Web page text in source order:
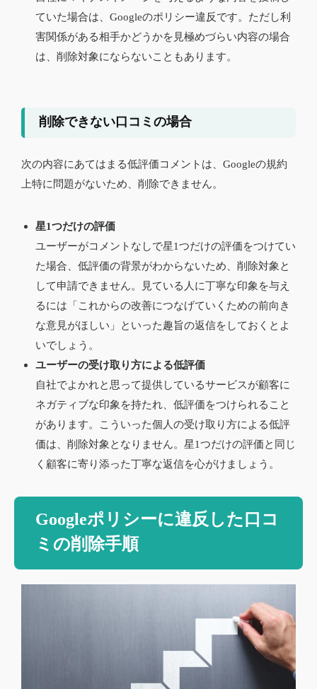
ていた場合は、Googleのポリシー違反です。ただし利
害関係がある相手かどうかを見極めづらい内容の場合
は、削除対象にならないこともあります。
削除できない口コミの場合
次の内容にあてはまる低評価コメントは、Googleの規約
上特に問題がないため、削除できません。
星1つだけの評価
ユーザーがコメントなしで星1つだけの評価をつけてい
た場合、低評価の背景がわからないため、削除対象と
して申請できません。見ている人に丁寧な印象を与え
るには「これからの改善につなげていくための前向き
な意見がほしい」といった趣旨の返信をしておくとよ
いでしょう。
ユーザーの受け取り方による低評価
自社でよかれと思って提供しているサービスが顧客に
ネガティブな印象を持たれ、低評価をつけられること
があります。こういった個人の受け取り方による低評
価は、削除対象となりません。星1つだけの評価と同じ
く顧客に寄り添った丁寧な返信を心がけましょう。
Googleポリシーに違反した口コ
ミの削除手順